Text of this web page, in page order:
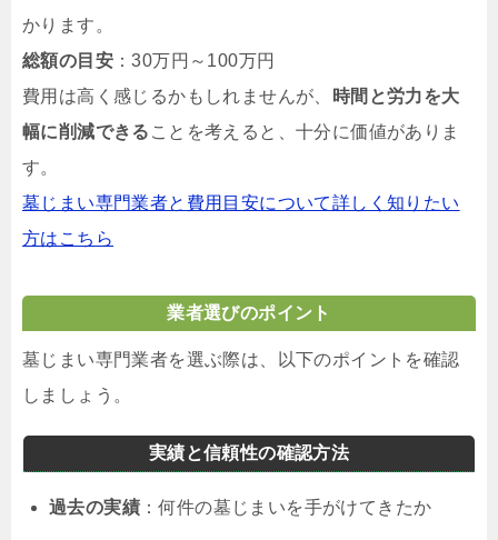
かります。
総額の目安 ：30万円～100万円
費用は高く感じるかもしれませんが、
時間と労力を大
幅に削減できる ことを考えると、十分に価値がありま
す。
墓じまい専門業者と費用目安について詳しく知りたい
方はこちら
業者選びのポイント
墓じまい専門業者を選ぶ際は、以下のポイントを確認
しましょう。
実績と信頼性の確認方法
過去の実績 ：何件の墓じまいを手がけてきたか